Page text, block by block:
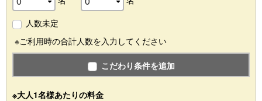
人数未定
※ご利用時の合計人数を入力してください
こだわり条件を追加
※大人1名様あたりの料金